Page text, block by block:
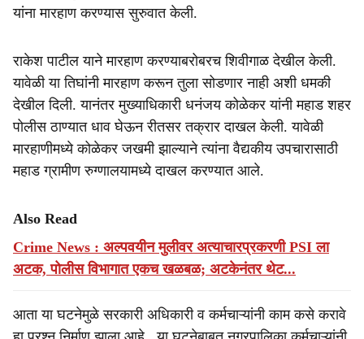
यांना मारहाण करण्यास सुरुवात केली.
राकेश पाटील याने मारहाण करण्याबरोबरच शिवीगाळ देखील केली.
यावेळी या तिघांनी मारहाण करून तुला सोडणार नाही अशी धमकी
देखील दिली. यानंतर मुख्याधिकारी धनंजय कोळेकर यांनी महाड शहर
पोलीस ठाण्यात धाव घेऊन रीतसर तक्रार दाखल केली. यावेळी
मारहाणीमध्ये कोळेकर जखमी झाल्याने त्यांना वैद्यकीय उपचारासाठी
महाड ग्रामीण रुग्णालयामध्ये दाखल करण्यात आले.
Also Read
Crime News : अल्पवयीन मुलीवर अत्याचारप्रकरणी PSI ला
अटक, पोलीस विभागात एकच खळबळ; अटकेनंतर थेट...
आता या घटनेमुळे सरकारी अधिकारी व कर्मचाऱ्यांनी काम कसे करावे